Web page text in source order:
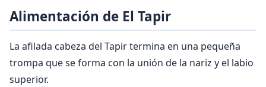
Alimentación de El Tapir
La afilada cabeza del Tapir termina en una pequeña
trompa que se forma con la unión de la nariz y el labio
superior.